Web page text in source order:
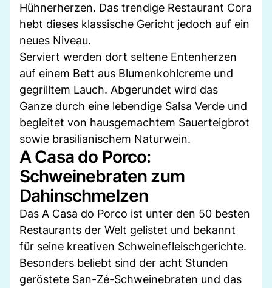
Hühnerherzen. Das trendige Restaurant Cora
hebt dieses klassische Gericht jedoch auf ein
neues Niveau.
Serviert werden dort seltene Entenherzen
auf einem Bett aus Blumenkohlcreme und
gegrilltem Lauch. Abgerundet wird das
Ganze durch eine lebendige Salsa Verde und
begleitet von hausgemachtem Sauerteigbrot
sowie brasilianischem Naturwein.
A Casa do Porco:
Schweinebraten zum
Dahinschmelzen
Das A Casa do Porco ist unter den 50 besten
Restaurants der Welt gelistet und bekannt
für seine kreativen Schweinefleischgerichte.
Besonders beliebt sind der acht Stunden
geröstete San-Zé-Schweinebraten und das